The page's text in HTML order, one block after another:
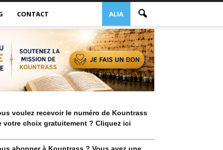
ALIA
CONTACT
voulez recevoir le numéro de Kountrass
votre choix gratuitement ? Cliquez ici